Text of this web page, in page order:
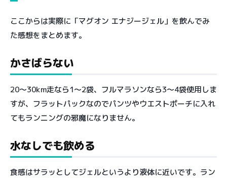
ここからは実際に「マグオン エナジージェル」を飲んでみ
た感想をまとめます。
かさばらない
20〜30km走なら1〜2袋、フルマラソンなら3〜4袋使用しま
すが、フラットパックなのでパンツやウエストポーチに入れ
てもランニングの邪魔になりません。
水なしでも飲める
食感はサラッとしてジェルというより液体に近いです。ラン